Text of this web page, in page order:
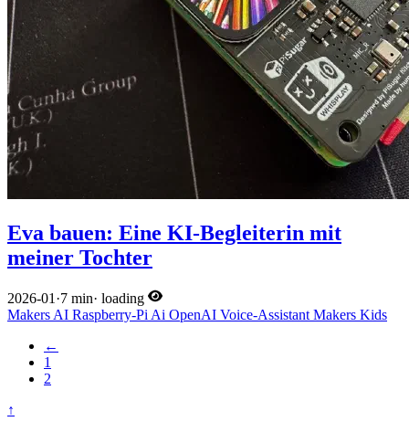
Eva bauen: Eine KI-Begleiterin mit
meiner Tochter
2026-01 ·7 min· loading
Makers AI Raspberry-Pi Ai OpenAI Voice-Assistant Makers Kids
←
1
2
↑